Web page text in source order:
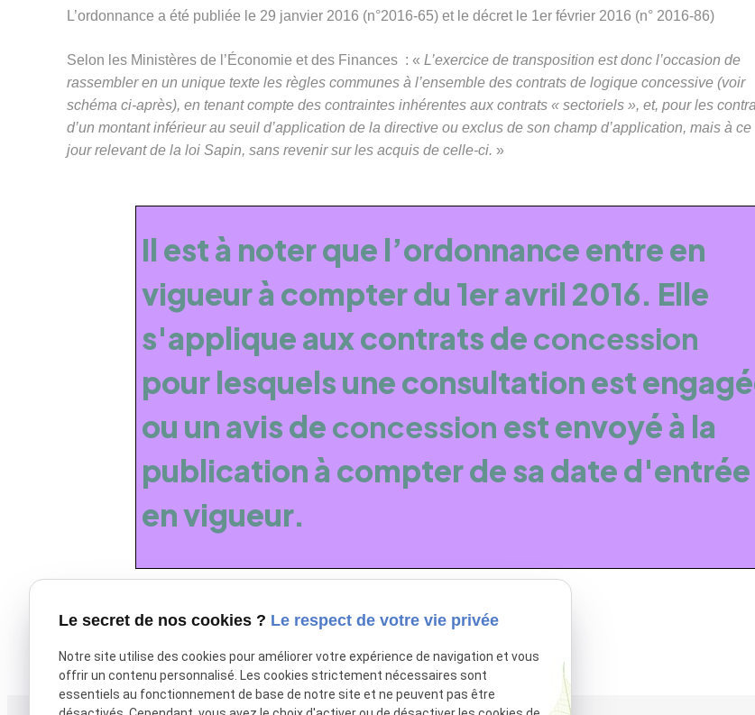
L’ordonnance a été publiée le 29 janvier 2016 (n°2016-65) et le décret le 1er février 2016 (n° 2016-86)
Selon les Ministères de l’Économie et des Finances : «L’exercice de transposition est donc l’occasion de
rassembler en un unique texte les règles communes à l’ensemble des contrats de logique concessive (voir
schéma ci-après), en tenant compte des contraintes inhérentes aux contrats « sectoriels », et, pour les
d’un montant inférieur au seuil d’application de la directive ou exclus de son champ d’application, mais à ce
jour relevant de la loi Sapin, sans revenir sur les acquis de celle-ci. »
Il est à noter que l’ordonnance entre en
vigueur à compter du 1er avril 2016. Elle
s'applique aux contrats deconcession
pour lesquels une consultation est
ou un avis deconcession est envoyé à la
publication à compter de sa date d'entrée
en vigueur.
X (formerly Twitter) est désactivé. Autoriser Facebook est désactivé. Autoriser
Le secret de nos cookies ? Le respect de votre vie privée
Notre site utilise des cookies pour améliorer votre expérience de navigation et vous
offrir un contenu personnalisé. Les cookies strictement nécessaires sont
essentiels au fonctionnement de base de notre site et ne peuvent pas être